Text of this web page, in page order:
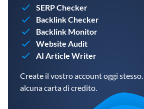
SERP Checker
Backlink Checker
Backlink Monitor
Website Audit
AI Article Writer
Create il vostro account oggi
alcuna carta di credito.